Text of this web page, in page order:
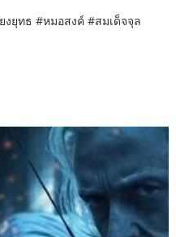
ยุทธ #หมอสงค์ #สมเด็จจุล